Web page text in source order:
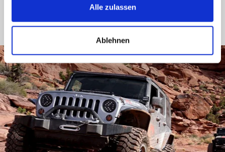
Alle zulassen
Ablehnen